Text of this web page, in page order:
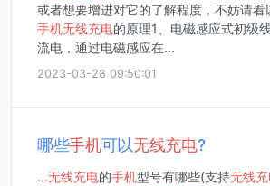
或者想要增进对它的了解程度，不妨请看
手机无线充电的原理1、电磁感应式初级
流电，通过电磁感应在...
2023-03-28 09:50:01
哪些手机可以无线充电?
...无线充电的手机型号有哪些(支持无线